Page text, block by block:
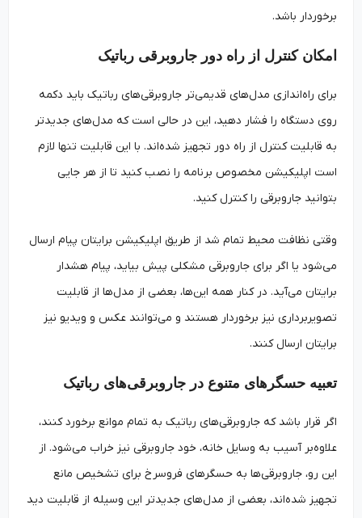
برخوردار باشد.
امکان کنترل از راه دور جاروبرقی رباتیک
برای راه‌اندازی مدل‌های قدیمی‌تر جاروبرقی‌های رباتیک باید دکمه
روی دستگاه را فشار دهید، این در حالی است که مدل‌های جدیدتر
به قابلیت کنترل از راه دور تجهیز شده‌اند. با این قابلیت تنها لازم
است اپلیکیشن مخصوص برنامه را نصب کنید تا از هر جایی
بتوانید جاروبرقی را کنترل کنید.
وقتی نظافت محیط تمام شد از طریق اپلیکیشن برایتان پیام ارسال
می‌شود یا اگر برای جاروبرقی مشکلی پیش بیاید، پیام هشدار
برایتان می‌آید. در کنار همه این‌ها، بعضی از مدل‌ها از قابلیت
تصویربرداری نیز برخوردار هستند و می‌توانند عکس و ویدیو نیز
برایتان ارسال کنند.
تعبیه حسگرهای متنوع در جاروبرقی‌های رباتیک
اگر قرار باشد که جاروبرقی‌های رباتیک به تمام موانع برخورد کنند،
علاوه‌بر آسیب به وسایل خانه، خود جاروبرقی نیز خراب می‌شود. از
این رو، جاروبرقی‌ها به حسگرهای فروسرخ برای تشخیص مانع
تجهیز شده‌اند، بعضی از مدل‌های جدیدتر این وسیله از قابلیت دید